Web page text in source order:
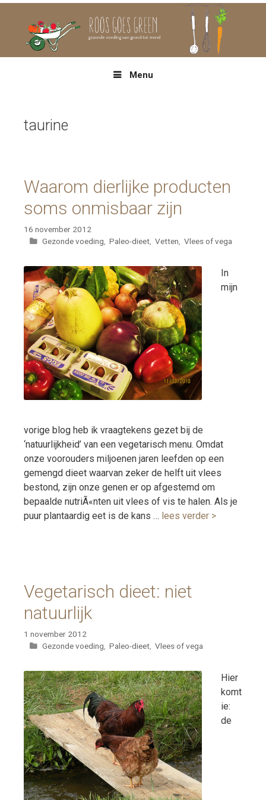
Menu
taurine
Waarom dierlijke producten
soms onmisbaar zijn
16 november 2012
Categorieën
Gezonde voeding, Paleo-dieet, Vetten, Vlees of vega
In
mijn
vorige blog heb ik vraagtekens gezet bij de
‘natuurlijkheid’ van een vegetarisch menu. Omdat
onze voorouders miljoenen jaren leefden op een
gemengd dieet waarvan zeker de helft uit vlees
bestond, zijn onze genen er op afgestemd om
bepaalde nutriÃ«nten uit vlees of vis te halen. Als je
puur plantaardig eet is de kans … lees verder >
Vegetarisch dieet: niet
natuurlijk
1 november 2012
Categorieën
Gezonde voeding, Paleo-dieet, Vlees of vega
Hier
komt
ie:
de